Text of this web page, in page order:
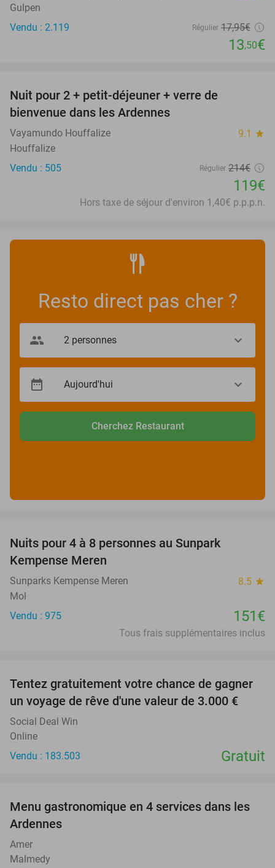
Gulpen
Vendu : 2.119
Régulier 17,95€
13,50€
Nuit pour 2 + petit-déjeuner + verre de
bienvenue dans les Ardennes
Vayamundo Houffalize 9.1 star
Houffalize
Vendu : 505
Régulier 214€
119€
Hors taxe de séjour d'environ 1,40€ p.p.p.n.
Resto direct pas cher ?
Cherchez Restaurant
Nuits pour 4 à 8 personnes au Sunpark
Kempense Meren
Sunparks Kempense Meren 8.5 star
Mol
Vendu : 975
151€
Tous frais supplémentaires inclus
Tentez gratuitement votre chance de gagner
un voyage de rêve d'une valeur de 3.000 €
Social Deal Win
Online
Vendu : 183.503
Gratuit
30%
Menu gastronomique en 4 services dans les
Ardennes
Amer
Malmedy